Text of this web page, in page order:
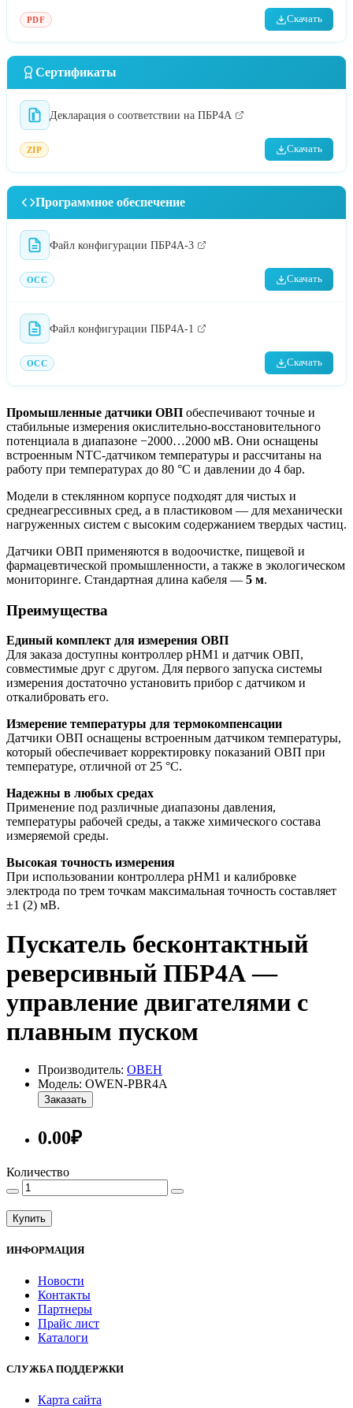
PDF Скачать
Сертификаты
Декларация о соответствии на ПБР4А
ZIP Скачать
Программное обеспечение
Файл конфигурации ПБР4А-3
OCC Скачать
Файл конфигурации ПБР4А-1
OCC Скачать
Промышленные датчики ОВП обеспечивают точные и
стабильные измерения окислительно‑восстановительного
потенциала в диапазоне −2000…2000 мВ. Они оснащены
встроенным NTC‑датчиком температуры и рассчитаны на
работу при температурах до 80 °C и давлении до 4 бар.
Модели в стеклянном корпусе подходят для чистых и
среднеагрессивных сред, а в пластиковом — для механически
нагруженных систем с высоким содержанием твердых частиц.
Датчики ОВП применяются в водоочистке, пищевой и
фармацевтической промышленности, а также в экологическом
мониторинге. Стандартная длина кабеля — 5 м.
Преимущества
Единый комплект для измерения ОВП
Для заказа доступны контроллер pHM1 и датчик ОВП,
совместимые друг с другом. Для первого запуска системы
измерения достаточно установить прибор с датчиком и
откалибровать его.
Измерение температуры для термокомпенсации
Датчики ОВП оснащены встроенным датчиком температуры,
который обеспечивает корректировку показаний ОВП при
температуре, отличной от 25 °C.
Надежны в любых средах
Применение под различные диапазоны давления,
температуры рабочей среды, а также химического состава
измеряемой среды.
Высокая точность измерения
При использовании контроллера pHM1 и калибровке
электрода по трем точкам максимальная точность составляет
±1 (2) мВ.
Пускатель бесконтактный
реверсивный ПБР4А —
управление двигателями с
плавным пуском
Производитель: ОВЕН
Модель: OWEN-PBR4A
Заказать
0.00₽
Количество
Купить
ИНФОРМАЦИЯ
Новости
Контакты
Партнеры
Прайс лист
Каталоги
СЛУЖБА ПОДДЕРЖКИ
Карта сайта